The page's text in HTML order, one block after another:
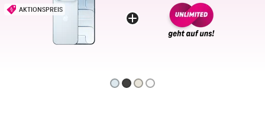
AKTIONSPREIS